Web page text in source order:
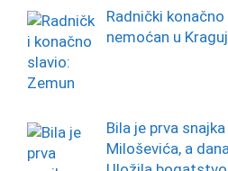
Radnički
nemoćan u
Bila je prva
Miloševića, a